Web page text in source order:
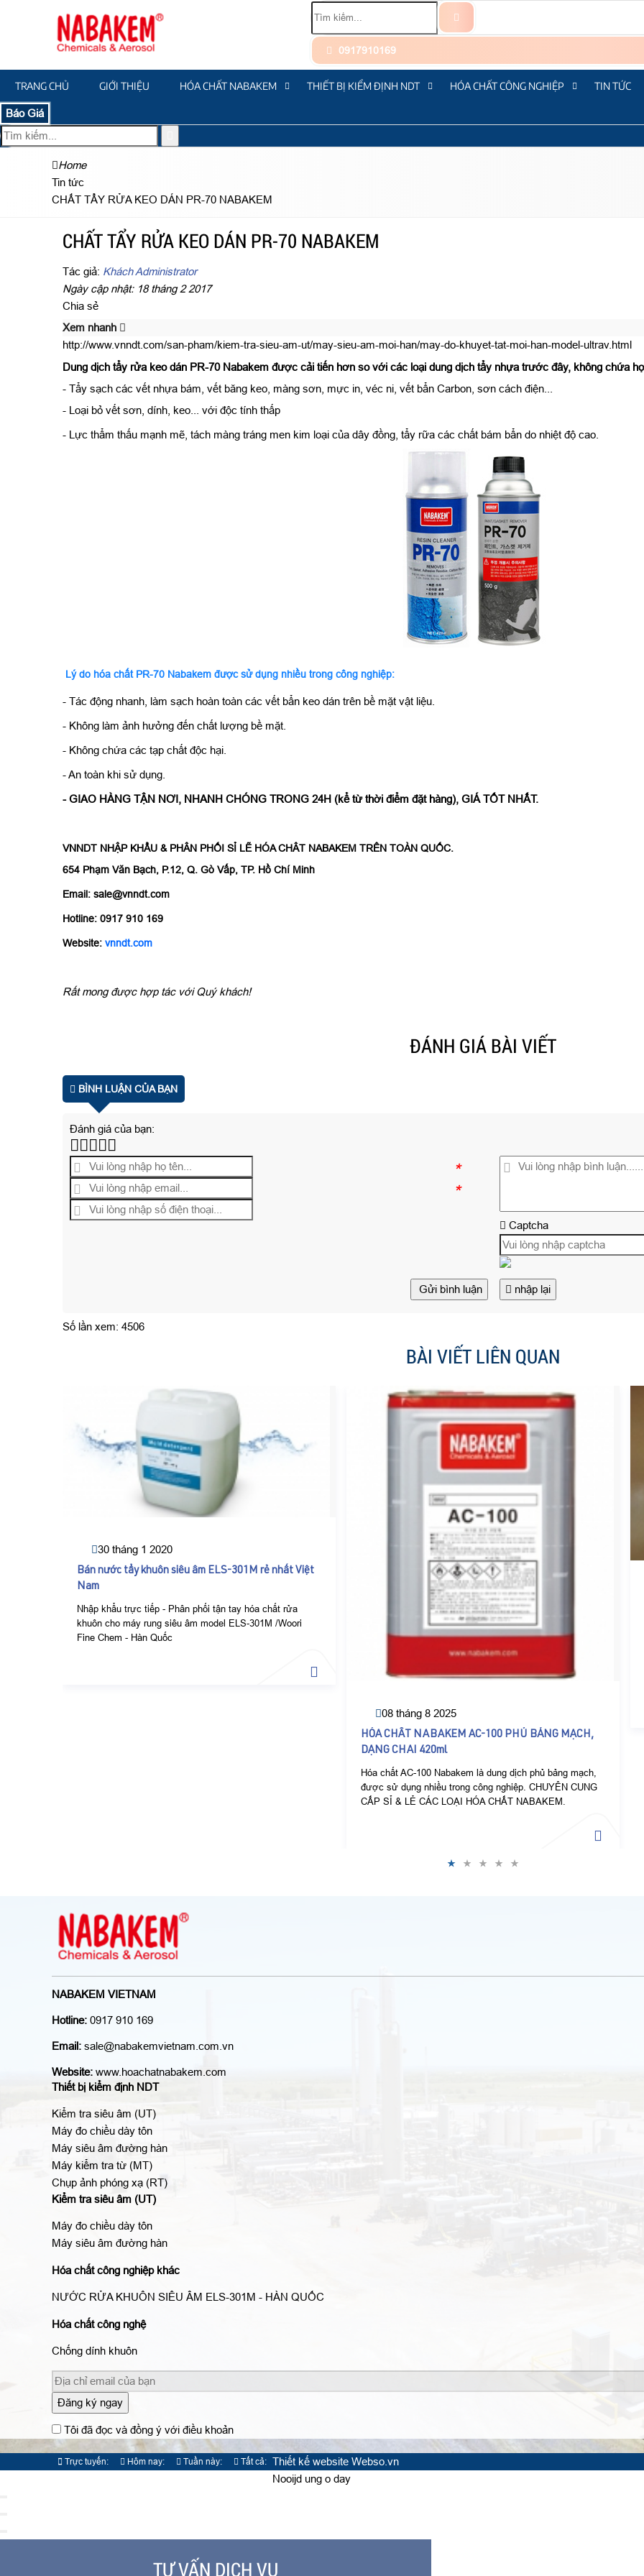
0917910169
TRANG CHỦ GIỚI THIỆU HÓA CHẤT NABAKEM THIẾT BỊ KIỂM ĐỊNH NDT HÓA CHẤT CÔNG NGHIỆP TIN TỨC
Báo Giá
Home
Tin tức
CHẤT TẨY RỬA KEO DÁN PR-70 NABAKEM
CHẤT TẨY RỬA KEO DÁN PR-70 NABAKEM
Tác giả: Khách Administrator
Ngày cập nhật: 18 tháng 2 2017
Chia sẻ
Xem nhanh
http://www.vnndt.com/san-pham/kiem-tra-sieu-am-ut/may-sieu-am-moi-han/may-do-khuyet-tat-moi-han-model-ultrav.html
Dung dịch tẩy rửa keo dán PR-70 Nabakem được cải tiến hơn so với các loại dung dịch tẩy nhựa trước đây, không chứa
- Tẩy sạch các vết nhựa bám, vết băng keo, màng sơn, mực in, véc ni, vết bẩn Carbon, sơn cách điện...
- Loại bỏ vết sơn, dính, keo... với độc tính thấp
- Lực thẩm thấu mạnh mẽ, tách màng tráng men kim loại của dây đồng, tẩy rữa các chất bám bẩn do nhiệt độ cao.
Lý do hóa chất PR-70 Nabakem được sử dụng nhiều trong công nghiệp:
- Tác động nhanh, làm sạch hoàn toàn các vết bẩn keo dán trên bề mặt vật liệu.
- Không làm ảnh hưởng đến chất lượng bề mặt.
- Không chứa các tạp chất độc hại.
- An toàn khi sử dụng.
- GIAO HÀNG TẬN NƠI, NHANH CHÓNG TRONG 24H (kể từ thời điểm đặt hàng), GIÁ TỐT NHẤT.
VNNDT NHẬP KHẨU & PHÂN PHỐI SỈ LẼ HÓA CHÂT NABAKEM TRÊN TOÀN QUỐC.
654 Phạm Văn Bạch, P.12, Q. Gò Vấp, TP. Hồ Chí Minh
Email: sale@vnndt.com
Hotline: 0917 910 169
Website: vnndt.com
Rất mong được hợp tác với Quý khách!
ĐÁNH GIÁ BÀI VIẾT
BÌNH LUẬN CỦA BẠN
Đánh giá của bạn:
*
*
Captcha
Gửi bình luận nhập lại
Số lần xem: 4506
BÀI VIẾT LIÊN QUAN
30 tháng 1 2020
Bán nước tẩy khuôn siêu âm ELS-301M rẻ nhất Việt
Nam
Nhập khẩu trực tiếp - Phân phối tận tay hóa chất rửa
khuôn cho máy rung siêu âm model ELS-301M /Woori
Fine Chem - Hàn Quốc
08 tháng 8 2025
HÓA CHẤT NABAKEM AC-100 PHỦ BẢNG MẠCH,
DẠNG CHAI 420ml
Hóa chất AC-100 Nabakem là dung dịch phủ bảng mạch,
được sử dụng nhiều trong công nghiệp. CHUYÊN CUNG
CẤP SỈ & LẺ CÁC LOẠI HÓA CHẤT NABAKEM.
NABAKEM VIETNAM
Hotline: 0917 910 169
Email: sale@nabakemvietnam.com.vn
Website: www.hoachatnabakem.com
Thiết bị kiểm định NDT
Kiểm tra siêu âm (UT)
Máy đo chiều dày tôn
Máy siêu âm đường hàn
Máy kiểm tra từ (MT)
Chụp ảnh phóng xạ (RT)
Kiểm tra siêu âm (UT)
Máy đo chiều dày tôn
Máy siêu âm đường hàn
Hóa chất công nghiệp khác
NƯỚC RỬA KHUÔN SIÊU ÂM ELS-301M - HÀN QUỐC
Hóa chất công nghệ
Chống dính khuôn
Đăng ký ngay
Tôi đã đọc và đồng ý với điều khoản
Trực tuyến:
Hôm nay:
Tuần này:
Tất cả: Thiết kế website Webso.vn
Nooijd ung o day
TƯ VẤN DỊCH VỤ